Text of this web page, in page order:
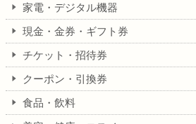
家電・デジタル機器
現金・金券・ギフト券
チケット・招待券
クーポン・引換券
食品・飲料